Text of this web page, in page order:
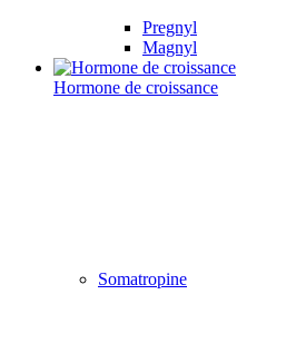
Pregnyl
Magnyl
Hormone de croissance
Somatropine